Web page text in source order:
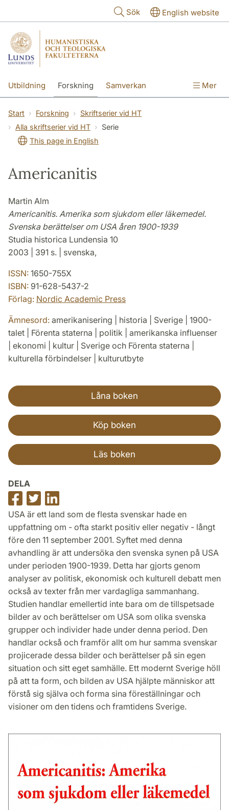
Sök English website
Utbildning Forskning Samverkan Mer
Start Forskning
Skriftserier vid HT
Alla skriftserier vid HT
Serie
This page in English
Americanitis
Martin Alm
Americanitis. Amerika som sjukdom eller läkemedel.
Svenska berättelser om USA åren 1900-1939
Studia historica Lundensia 10
2003 | 391 s. | svenska,
ISSN: 1650-755X
ISBN: 91-628-5437-2
Förlag: Nordic Academic Press
Ämnesord: amerikanisering | historia | Sverige | 1900-
talet | Förenta staterna | politik | amerikanska influenser
| ekonomi | kultur | Sverige och Förenta staterna |
kulturella förbindelser | kulturutbyte
Låna boken
Köp boken
Läs boken
DELA
Dela
på
Facebook
Dela
på
Twitter
på
LinkedIn
USA är ett land som de flesta svenskar hade en
uppfattning om - ofta starkt positiv eller negativ - långt
före den 11 september 2001. Syftet med denna
avhandling är att undersöka den svenska synen på USA
under perioden 1900-1939. Detta har gjorts genom
analyser av politisk, ekonomisk och kulturell debatt men
också av texter från mer vardagliga sammanhang.
Studien handlar emellertid inte bara om de tillspetsade
bilder av och berättelser om USA som olika svenska
grupper och individer hade under denna period. Den
handlar också och framför allt om hur samma svenskar
projicerade dessa bilder och berättelser på sin egen
situation och sitt eget samhälle. Ett modernt Sverige höll
på att ta form, och bilden av USA hjälpte människor att
förstå sig själva och forma sina föreställningar och
visioner om den tidens och framtidens Sverige.